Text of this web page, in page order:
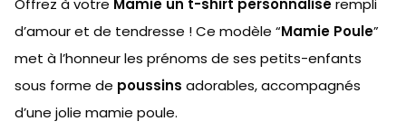
Offrez à votre Mamie un t-shirt personnalisérempli
d’amour et de tendresse ! Ce modèle “Mamie Poule”
met à l’honneur les prénoms de ses petits-enfants
sous forme de poussins adorables, accompagnés
d’une jolie mamie poule.